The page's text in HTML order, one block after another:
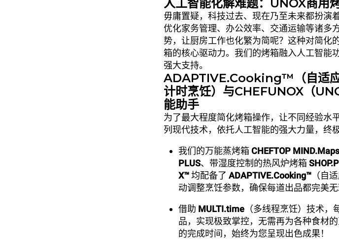
人工智能化解难题：UNOX商用
毋庸置疑，科技过去、现在乃至未来都扮演
优化家务管理、办公效率、交通运输等诸多
势，让厨房工作也化繁为简呢？这种对简化
箱的核心驱动力。我们的烤箱融入人工智能
强大支持。
ADAPTIVE.Cooking™（自适
计时烹饪）与CHEFUNOX（
能助手
为了最大程度简化烤箱操作，让不同经验水
列现代技术，依托人工智能的强大力量，终
我们的万能蒸烤箱 CHEFTOP
PLUS、带湿度控制的热风炉烤箱
X™均配备了 ADAPTIVE.Cooking™ （自
动调整烹饪参数，确保每道出品都完美无
借助 MULTI.time （多线程烹饪）技术
品，实现极致掌控，无需再为各种食材
的完成时间，始终为您呈现出色成果！